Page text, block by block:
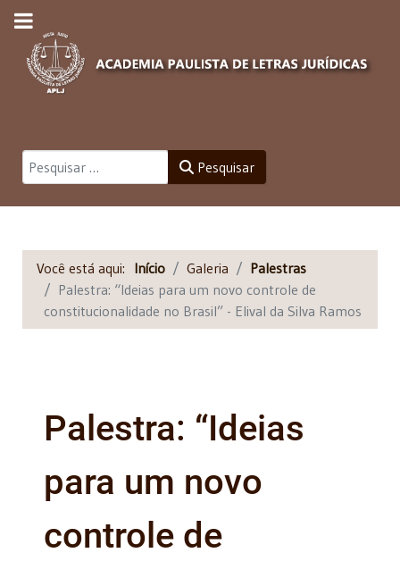
Pesquisar Pesquisar
Você está aqui: Início Galeria
Palestras
Palestra: “Ideias para um novo controle de
constitucionalidade no Brasil” - Elival da Silva Ramos
Palestra: “Ideias
para um novo
controle de